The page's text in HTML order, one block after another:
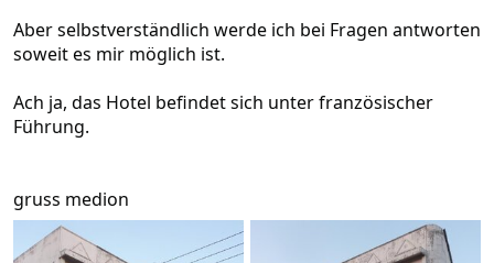
Aber selbstverständlich werde ich bei Fragen antworten
soweit es mir möglich ist.
Ach ja, das Hotel befindet sich unter französischer
Führung.
gruss medion